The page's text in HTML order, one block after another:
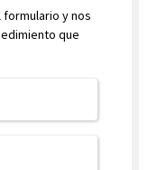
formulario y nos
que